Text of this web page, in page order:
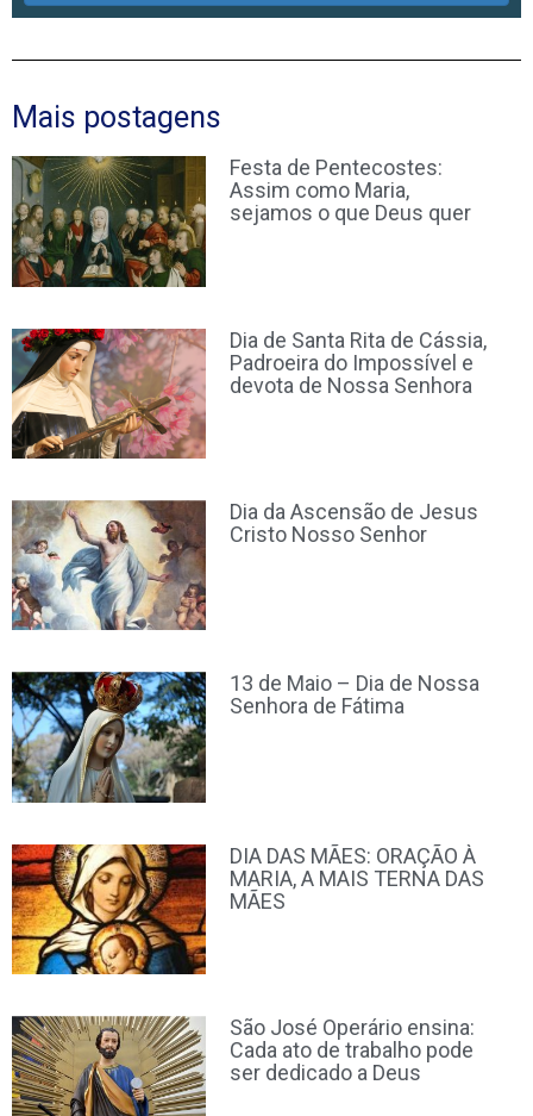
Mais postagens
Festa de Pentecostes:
Assim como Maria,
sejamos o que Deus quer
Dia de Santa Rita de Cássia,
Padroeira do Impossível e
devota de Nossa Senhora
Dia da Ascensão de Jesus
Cristo Nosso Senhor
13 de Maio – Dia de Nossa
Senhora de Fátima
DIA DAS MÃES: ORAÇÃO À
MARIA, A MAIS TERNA DAS
MÃES
São José Operário ensina:
Cada ato de trabalho pode
ser dedicado a Deus